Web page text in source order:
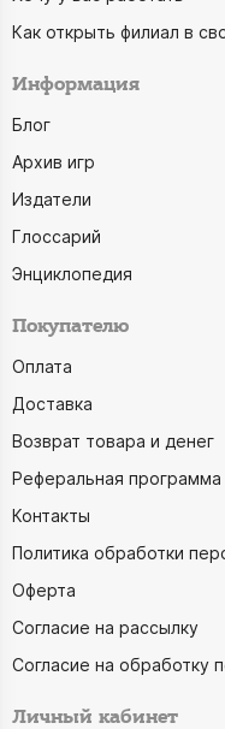
Как открыть филиал в
Информация
Блог
Архив игр
Издатели
Глоссарий
Энциклопедия
Покупателю
Оплата
Доставка
Возврат товара и денег
Реферальная программа
Контакты
Политика обработки
Оферта
Согласие на рассылку
Согласие на обработку
Личный кабинет